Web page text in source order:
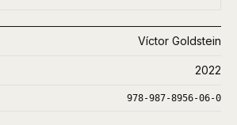
Víctor Goldstein
2022
978-987-8956-06-0